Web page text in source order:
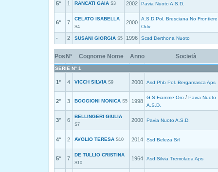
5° 1 RANCATI GAIA S3 2002 Pavia Nuoto A.S.D.
6° 7
CELATO ISABELLA
S4
2000
A.S.D.Pol. Bresciana No Frontiere
Odv
- 2 SUSANI GIORGIA S5 1996 Scsd Derthona Nuoto
Pos N° Cognome Nome Anno Società
SERIE N° 1
1° 4 VICCH SILVIA S9 2000 Asd Phb Pol. Bergamasca Aps
2° 3 BOGGIONI MONICA S5 1998
G.S Fiamme Oro / Pavia Nuoto
A.S.D.
3° 6
BELLINGERI GIULIA
S7
2000 Pavia Nuoto A.S.D.
4° 2 AVOLIO TERESA S10 2014 Ssd Beleza Srl
5° 7
DE TULLIO CRISTINA
S10
1964 Asd Silvia Tremolada Aps